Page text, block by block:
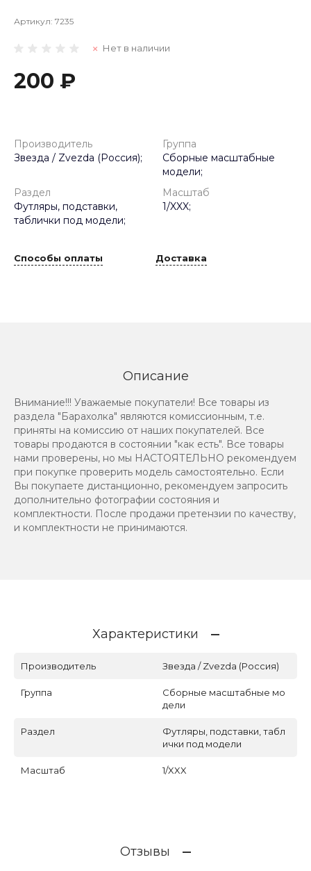
Артикул: 7235
Нет в наличии
200 ₽
Производитель
Звезда / Zvezda (Россия);
Группа
Сборные масштабные
модели;
Раздел
Футляры, подставки,
таблички под модели;
Масштаб
1/XXX;
Способы оплаты Доставка
Описание
Внимание!!! Уважаемые покупатели! Все товары из
раздела "Барахолка" являются комиссионным, т.е.
приняты на комиссию от наших покупателей. Все
товары продаются в состоянии "как есть". Все товары
нами проверены, но мы НАСТОЯТЕЛЬНО рекомендуем
при покупке проверить модель самостоятельно. Если
Вы покупаете дистанционно, рекомендуем запросить
дополнительно фотографии состояния и
комплектности. После продажи претензии по качеству,
и комплектности не принимаются.
Характеристики
Производитель Звезда / Zvezda (Россия)
Группа
Сборные масштабные мо
дели
Раздел
Футляры, подставки, табл
ички под модели
Масштаб 1/XXX
Отзывы